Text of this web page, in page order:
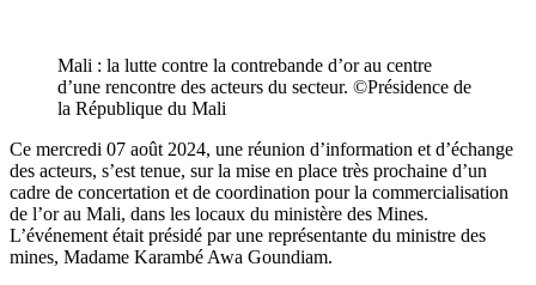
Mali : la lutte contre la contrebande d’or au centre
d’une rencontre des acteurs du secteur. ©Présidence de
la République du Mali
Ce mercredi 07 août 2024, une réunion d’information et d’échange
des acteurs, s’est tenue, sur la mise en place très prochaine d’un
cadre de concertation et de coordination pour la commercialisation
de l’or au Mali, dans les locaux du ministère des Mines.
L’événement était présidé par une représentante du ministre des
mines, Madame Karambé Awa Goundiam.